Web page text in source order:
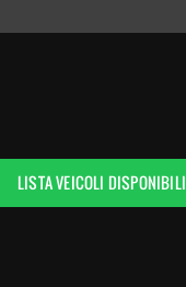
LISTA VEICOLI DISPONIBILI